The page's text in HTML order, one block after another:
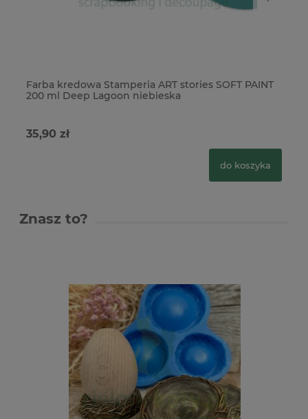
Farba kredowa Stamperia ART stories SOFT PAINT
200 ml Deep Lagoon niebieska
35,90 zł
do koszyka
Znasz to?